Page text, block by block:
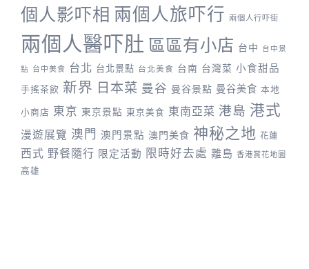
個人影吓相 兩個人旅吓行 兩個人行吓街
兩個人醫吓肚 區區有小店 台中 台中景
點 台中美食 台北 台北景點 台北美食 台南 台灣菜 小食甜品
手搖茶飲 新界 日本菜 曼谷 曼谷景點 曼谷美食 本地
小商店 東京 東京景點 東京美食 東南亞菜 港島 港式
漫遊展覽 澳門 澳門景點 澳門美食 神秘之地 花蓮
西式 野餐隨行 限定活動 限時好去處 離島 香港賞花地圖
高雄